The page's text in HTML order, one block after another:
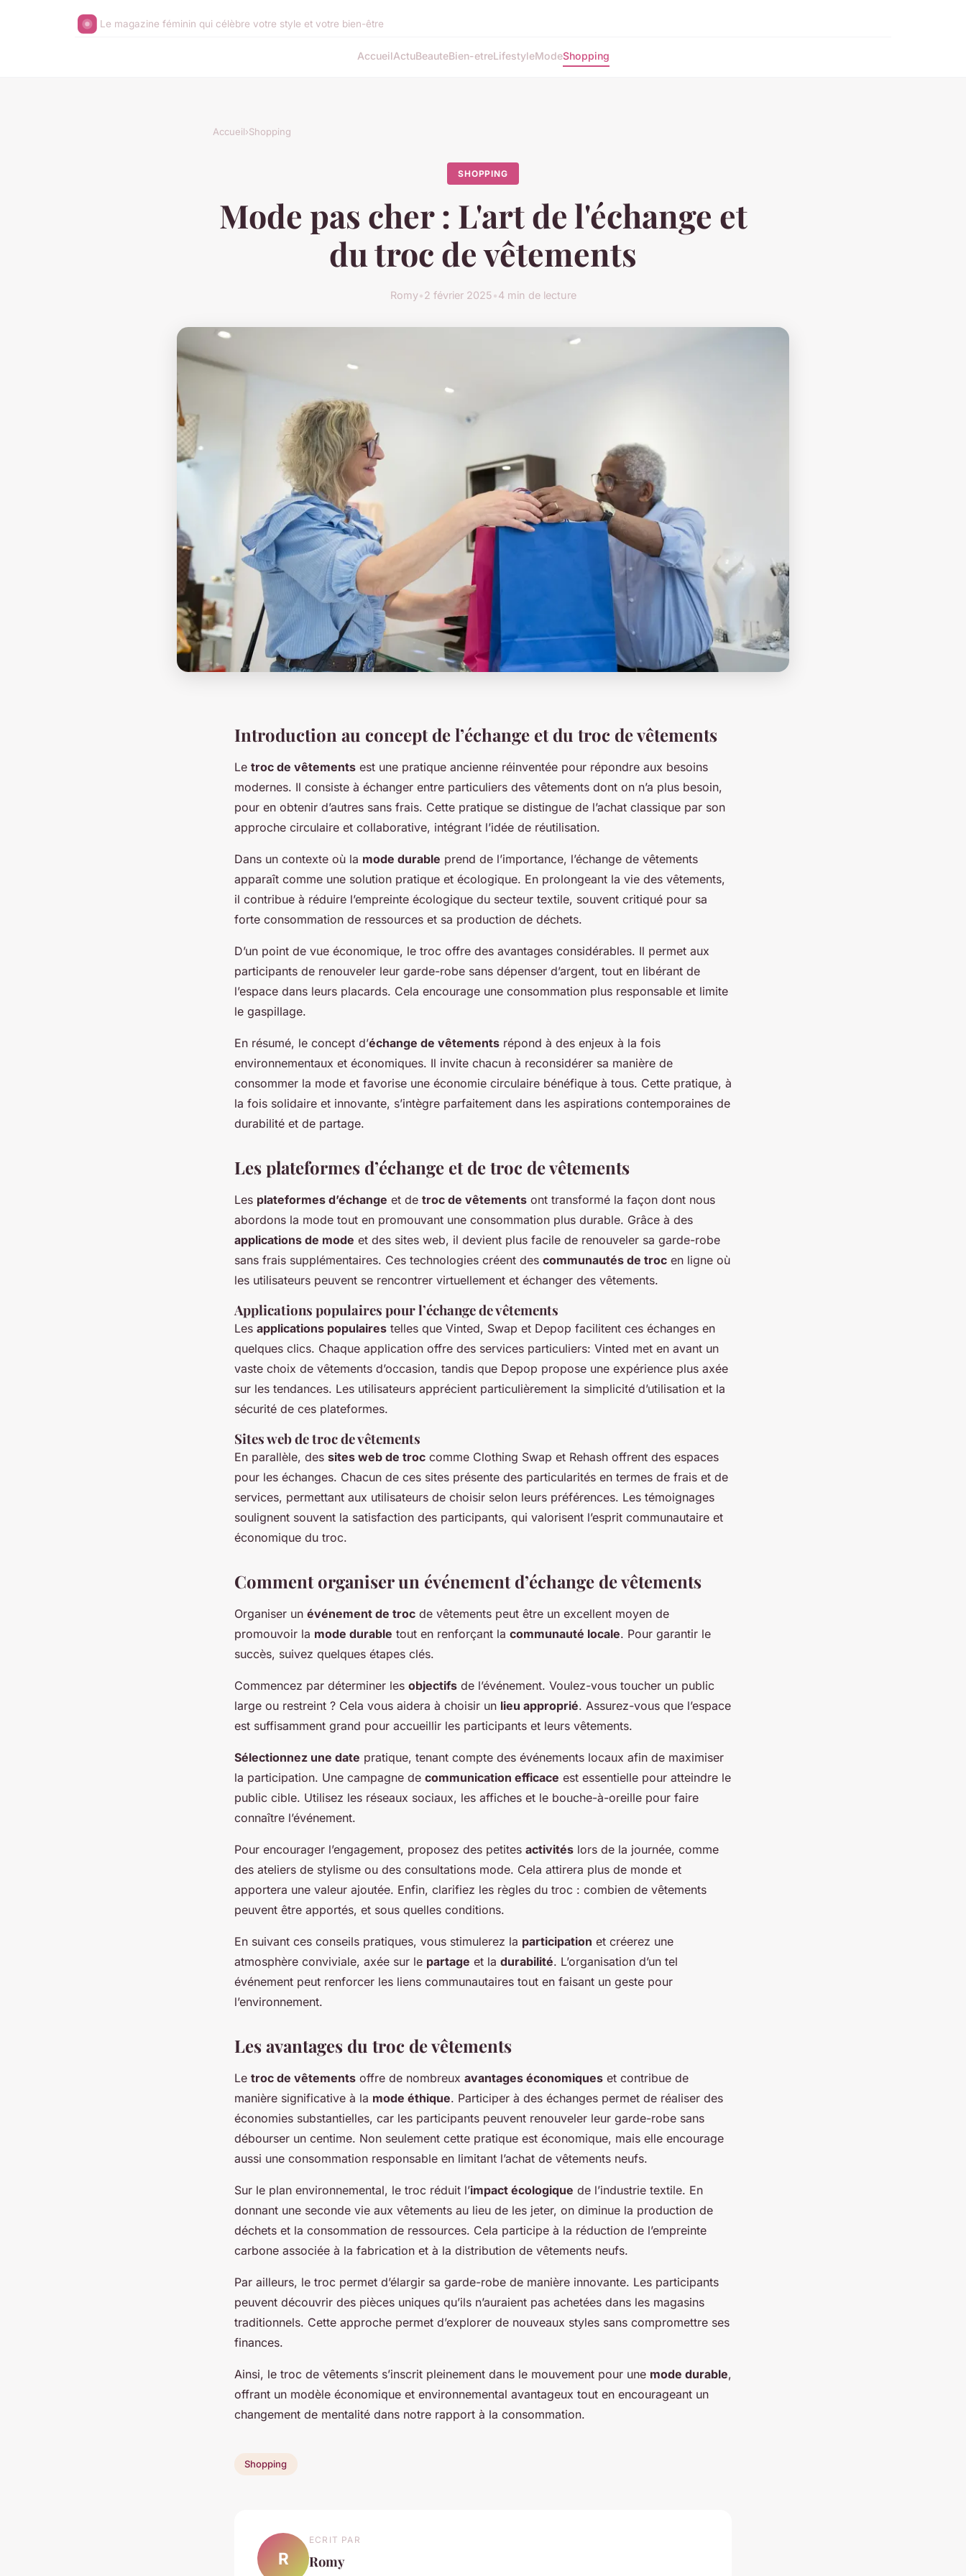
Le magazine féminin qui célèbre votre style et votre bien-être
AccueilActuBeauteBien-etreLifestyleModeShopping
Accueil›Shopping
SHOPPING
Mode pas cher : L'art de l'échange et
du troc de vêtements
Romy•2 février 2025•4 min de lecture
Introduction au concept de l’échange et du troc de vêtements
Le troc de vêtements est une pratique ancienne réinventée pour répondre aux besoins
modernes. Il consiste à échanger entre particuliers des vêtements dont on n’a plus besoin,
pour en obtenir d’autres sans frais. Cette pratique se distingue de l’achat classique par son
approche circulaire et collaborative, intégrant l’idée de réutilisation.
Dans un contexte où la mode durable prend de l’importance, l’échange de vêtements
apparaît comme une solution pratique et écologique. En prolongeant la vie des vêtements,
il contribue à réduire l’empreinte écologique du secteur textile, souvent critiqué pour sa
forte consommation de ressources et sa production de déchets.
D’un point de vue économique, le troc offre des avantages considérables. Il permet aux
participants de renouveler leur garde-robe sans dépenser d’argent, tout en libérant de
l’espace dans leurs placards. Cela encourage une consommation plus responsable et limite
le gaspillage.
En résumé, le concept d’échange de vêtements répond à des enjeux à la fois
environnementaux et économiques. Il invite chacun à reconsidérer sa manière de
consommer la mode et favorise une économie circulaire bénéfique à tous. Cette pratique, à
la fois solidaire et innovante, s’intègre parfaitement dans les aspirations contemporaines de
durabilité et de partage.
Les plateformes d’échange et de troc de vêtements
Les plateformes d’échange et de troc de vêtements ont transformé la façon dont nous
abordons la mode tout en promouvant une consommation plus durable. Grâce à des
applications de mode et des sites web, il devient plus facile de renouveler sa garde-robe
sans frais supplémentaires. Ces technologies créent des communautés de troc en ligne où
les utilisateurs peuvent se rencontrer virtuellement et échanger des vêtements.
Applications populaires pour l’échange de vêtements
Les applications populaires telles que Vinted, Swap et Depop facilitent ces échanges en
quelques clics. Chaque application offre des services particuliers: Vinted met en avant un
vaste choix de vêtements d’occasion, tandis que Depop propose une expérience plus axée
sur les tendances. Les utilisateurs apprécient particulièrement la simplicité d’utilisation et la
sécurité de ces plateformes.
Sites web de troc de vêtements
En parallèle, des sites web de troc comme Clothing Swap et Rehash offrent des espaces
pour les échanges. Chacun de ces sites présente des particularités en termes de frais et de
services, permettant aux utilisateurs de choisir selon leurs préférences. Les témoignages
soulignent souvent la satisfaction des participants, qui valorisent l’esprit communautaire et
économique du troc.
Comment organiser un événement d’échange de vêtements
Organiser un événement de troc de vêtements peut être un excellent moyen de
promouvoir la mode durable tout en renforçant la communauté locale. Pour garantir le
succès, suivez quelques étapes clés.
Commencez par déterminer les objectifs de l’événement. Voulez-vous toucher un public
large ou restreint ? Cela vous aidera à choisir un lieu approprié. Assurez-vous que l’espace
est suffisamment grand pour accueillir les participants et leurs vêtements.
Sélectionnez une date pratique, tenant compte des événements locaux afin de maximiser
la participation. Une campagne de communication efficace est essentielle pour atteindre le
public cible. Utilisez les réseaux sociaux, les affiches et le bouche-à-oreille pour faire
connaître l’événement.
Pour encourager l’engagement, proposez des petites activités lors de la journée, comme
des ateliers de stylisme ou des consultations mode. Cela attirera plus de monde et
apportera une valeur ajoutée. Enfin, clarifiez les règles du troc : combien de vêtements
peuvent être apportés, et sous quelles conditions.
En suivant ces conseils pratiques, vous stimulerez la participation et créerez une
atmosphère conviviale, axée sur le partage et la durabilité. L’organisation d’un tel
événement peut renforcer les liens communautaires tout en faisant un geste pour
l’environnement.
Les avantages du troc de vêtements
Le troc de vêtements offre de nombreux avantages économiques et contribue de
manière significative à la mode éthique. Participer à des échanges permet de réaliser des
économies substantielles, car les participants peuvent renouveler leur garde-robe sans
débourser un centime. Non seulement cette pratique est économique, mais elle encourage
aussi une consommation responsable en limitant l’achat de vêtements neufs.
Sur le plan environnemental, le troc réduit l’impact écologique de l’industrie textile. En
donnant une seconde vie aux vêtements au lieu de les jeter, on diminue la production de
déchets et la consommation de ressources. Cela participe à la réduction de l’empreinte
carbone associée à la fabrication et à la distribution de vêtements neufs.
Par ailleurs, le troc permet d’élargir sa garde-robe de manière innovante. Les participants
peuvent découvrir des pièces uniques qu’ils n’auraient pas achetées dans les magasins
traditionnels. Cette approche permet d’explorer de nouveaux styles sans compromettre ses
finances.
Ainsi, le troc de vêtements s’inscrit pleinement dans le mouvement pour une mode durable,
offrant un modèle économique et environnemental avantageux tout en encourageant un
changement de mentalité dans notre rapport à la consommation.
Shopping
R
ECRIT PAR
Romy